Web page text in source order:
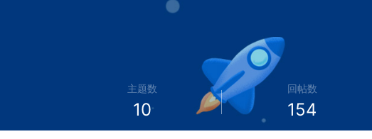
主题数
10
回帖数
154